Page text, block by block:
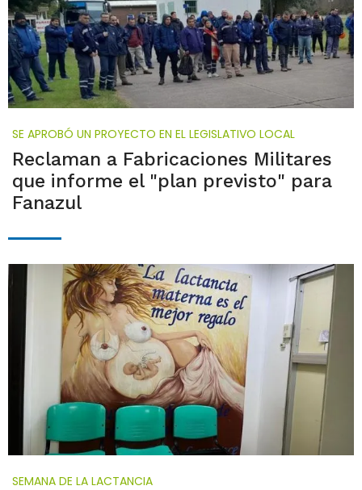
SE APROBÓ UN PROYECTO EN EL LEGISLATIVO LOCAL
Reclaman a Fabricaciones Militares
que informe el "plan previsto" para
Fanazul
SEMANA DE LA LACTANCIA